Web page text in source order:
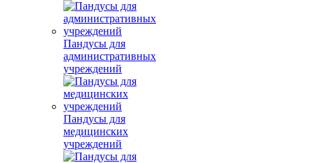
Пандусы для
административных
учреждений
Пандусы для
медицинских
учреждений